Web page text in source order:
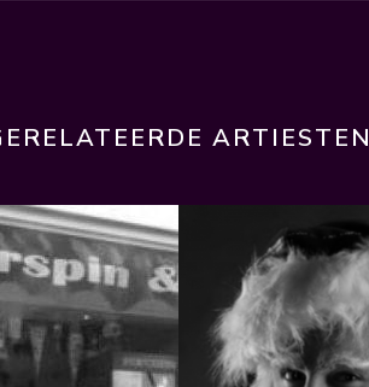
ARTIESTEN